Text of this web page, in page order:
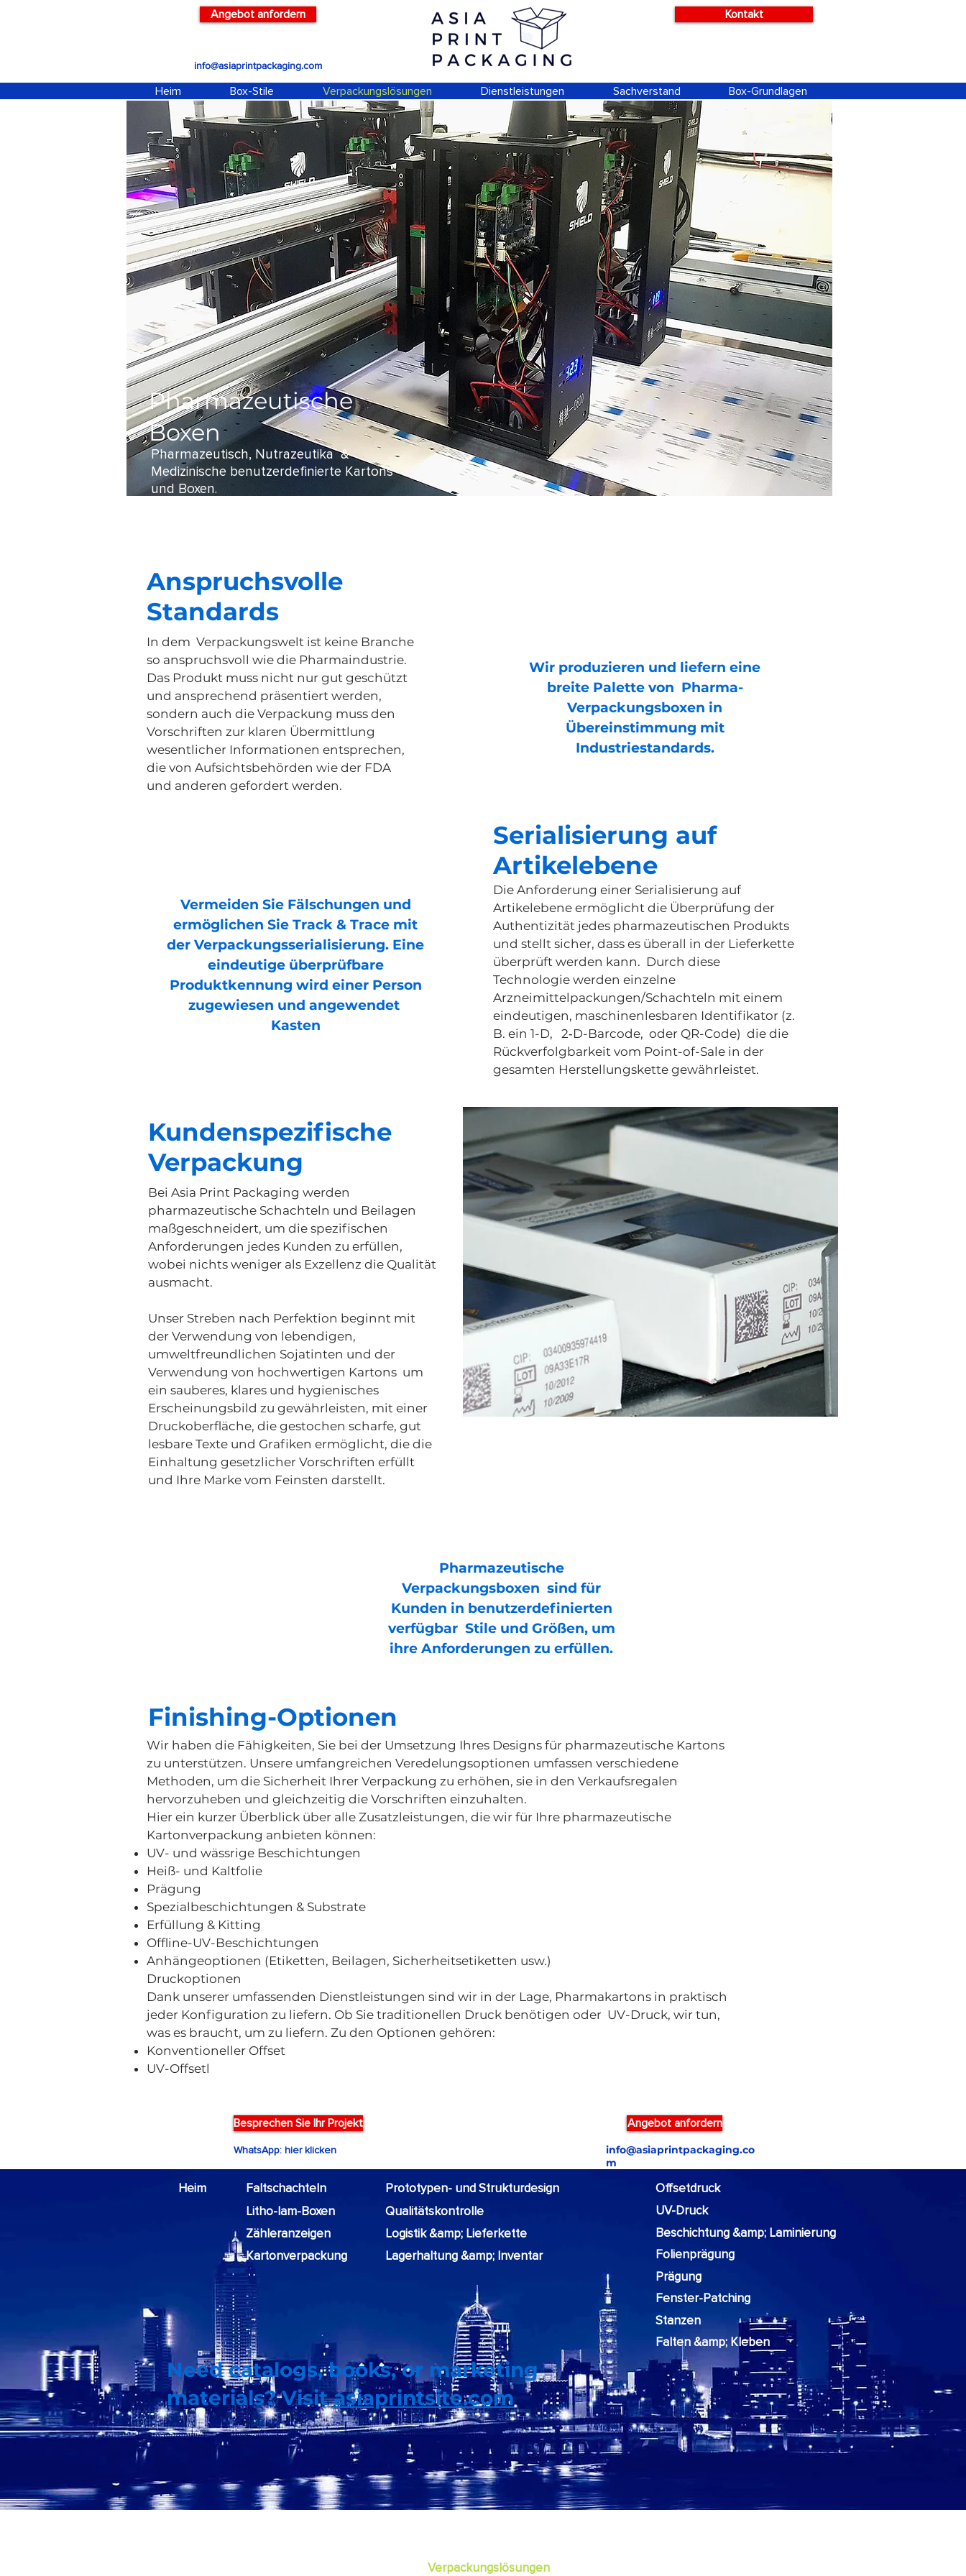
Angebot anfordern
info@asiaprintpackaging.com
Kontakt
Heim Box-Stile Verpackungslösungen Dienstleistungen Sachverstand Box-Grundlagen
Pharmazeutische
Boxen
Pharmazeutisch, Nutrazeutika &
Medizinische benutzerdefinierte Kartons
und Boxen.
Anspruchsvolle
Standards
In dem Verpackungswelt ist keine Branche
so anspruchsvoll wie die Pharmaindustrie.
Das Produkt muss nicht nur gut geschützt
und ansprechend präsentiert werden,
sondern auch die Verpackung muss den
Vorschriften zur klaren Übermittlung
wesentlicher Informationen entsprechen,
die von Aufsichtsbehörden wie der FDA
und anderen gefordert werden.
Wir produzieren und liefern eine
breite Palette von Pharma-
Verpackungsboxen in
Übereinstimmung mit
Industriestandards.
Vermeiden Sie Fälschungen und
ermöglichen Sie Track & Trace mit
der Verpackungsserialisierung. Eine
eindeutige überprüfbare
Produktkennung wird einer Person
zugewiesen und angewendet
Kasten
Serialisierung auf
Artikelebene
Die Anforderung einer Serialisierung auf
Artikelebene ermöglicht die Überprüfung der
Authentizität jedes pharmazeutischen Produkts
und stellt sicher, dass es überall in der Lieferkette
überprüft werden kann. Durch diese
Technologie werden einzelne
Arzneimittelpackungen/Schachteln mit einem
eindeutigen, maschinenlesbaren Identifikator (z.
B. ein 1-D, 2‑D-Barcode, oder QR-Code) die die
Rückverfolgbarkeit vom Point-of-Sale in der
gesamten Herstellungskette gewährleistet.
Kundenspezifische
Verpackung
Bei Asia Print Packaging werden
pharmazeutische Schachteln und Beilagen
maßgeschneidert, um die spezifischen
Anforderungen jedes Kunden zu erfüllen,
wobei nichts weniger als Exzellenz die Qualität
ausmacht.
Unser Streben nach Perfektion beginnt mit
der Verwendung von lebendigen,
umweltfreundlichen Sojatinten und der
Verwendung von hochwertigen Kartons um
ein sauberes, klares und hygienisches
Erscheinungsbild zu gewährleisten, mit einer
Druckoberfläche, die gestochen scharfe, gut
lesbare Texte und Grafiken ermöglicht, die die
Einhaltung gesetzlicher Vorschriften erfüllt
und Ihre Marke vom Feinsten darstellt.
Pharmazeutische
Verpackungsboxen sind für
Kunden in benutzerdefinierten
verfügbar Stile und Größen, um
ihre Anforderungen zu erfüllen.
Finishing-Optionen
Wir haben die Fähigkeiten, Sie bei der Umsetzung Ihres Designs für pharmazeutische Kartons
zu unterstützen. Unsere umfangreichen Veredelungsoptionen umfassen verschiedene
Methoden, um die Sicherheit Ihrer Verpackung zu erhöhen, sie in den Verkaufsregalen
hervorzuheben und gleichzeitig die Vorschriften einzuhalten.
Hier ein kurzer Überblick über alle Zusatzleistungen, die wir für Ihre pharmazeutische
Kartonverpackung anbieten können:
UV- und wässrige Beschichtungen
Heiß- und Kaltfolie
Prägung
Spezialbeschichtungen & Substrate
Erfüllung & Kitting
Offline-UV-Beschichtungen
Anhängeoptionen (Etiketten, Beilagen, Sicherheitsetiketten usw.)
Druckoptionen
Dank unserer umfassenden Dienstleistungen sind wir in der Lage, Pharmakartons in praktisch
jeder Konfiguration zu liefern. Ob Sie traditionellen Druck benötigen oder UV-Druck, wir tun,
was es braucht, um zu liefern. Zu den Optionen gehören:
Konventioneller Offset
UV-Offsetl
Besprechen Sie Ihr Projekt
WhatsApp: hier klicken
Angebot anfordern
info@asiaprintpackaging.co
m
Heim
Faltschachteln
Litho-lam-Boxen
Zähleranzeigen
Kartonverpackung
Prototypen- und Strukturdesign
Qualitätskontrolle
Logistik &amp; Lieferkette
Lagerhaltung &amp; Inventar
Offsetdruck
UV-Druck
Beschichtung &amp; Laminierung
Folienprägung
Prägung
Fenster-Patching
Stanzen
Falten &amp; Kleben
Need catalogs, books, or marketing
materials? Visitasiaprintsite.com
Verpackungslösungen